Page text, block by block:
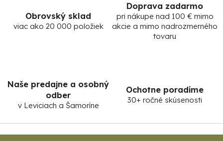
s
Obrovský sklad
viac ako 20 000 položiek
Doprava zadarmo
pri nákupe nad 100 € mimo
akcie a mimo nadrozmerného
tovaru
Naše predajne a osobný
odber
v Leviciach a Šamoríne
Ochotne poradíme
30+ ročné skúsenosti
Z